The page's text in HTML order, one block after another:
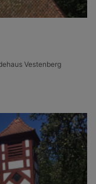
Vestenberg